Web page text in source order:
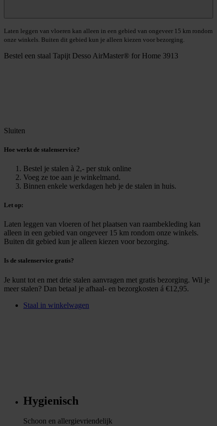
Laten leggen van vloeren kan alleen in een gebied van ongeveer 15 km rondom
onze winkels. Buiten dit gebied kun je alleen kiezen voor bezorging.
Bestel een staal Tapijt Desso AirMaster® for Home 3913
Sluiten
Hoe werkt de stalenservice?
Bestel je stalen à 2,- per stuk online
Voeg ze toe aan je winkelmand.
Binnen enkele werkdagen heb je de stalen in huis.
Let op:
Laten leggen van vloeren of het plaatsen van raambekleding kan
alleen in een gebied van ongeveer 15 km rondom onze winkels.
Buiten dit gebied kun je alleen kiezen voor bezorging.
Is de stalenservice gratis?
Je kunt tot en met drie stalen aanvragen met gratis bezorging. Wil je
meer stalen? Dan betaal je afhaal- en bezorgkosten á €12,95.
Staal in winkelwagen
Hygienisch
Schoon en allergievriendelijk